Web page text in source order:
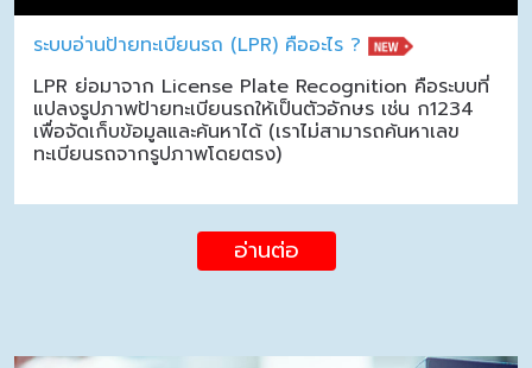
ระบบอ่านป้ายทะเบียนรถ (LPR) คืออะไร ?
LPR ย่อมาจาก License Plate Recognition คือระบบที่
แปลงรูปภาพป้ายทะเบียนรถให้เป็นตัวอักษร เช่น ก1234
เพื่อจัดเก็บข้อมูลและค้นหาได้ (เราไม่สามารถค้นหาเลข
ทะเบียนรถจากรูปภาพโดยตรง)
อ่านต่อ